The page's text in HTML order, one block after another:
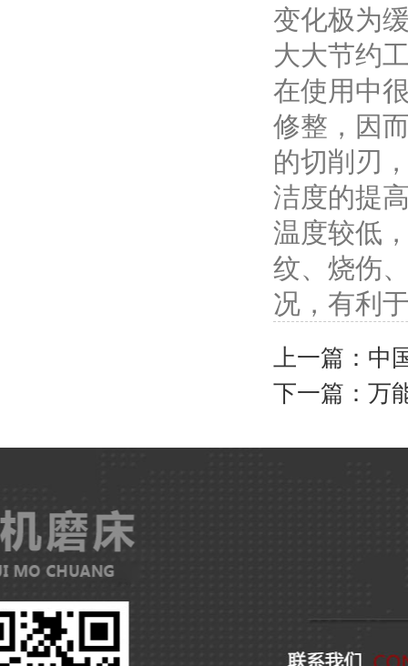
变化极为
大大节约
在使用中
修整，因
的切削刃
洁度的提
温度较低
纹、烧伤
况，有利
上一篇： 中
下一篇： 万